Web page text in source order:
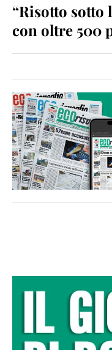
“Risotto sotto
con oltre 500